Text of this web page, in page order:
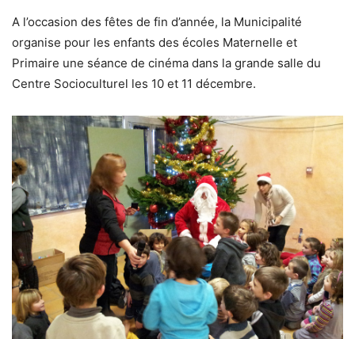
A l’occasion des fêtes de fin d’année, la Municipalité
organise pour les enfants des écoles Maternelle et
Primaire une séance de cinéma dans la grande salle du
Centre Socioculturel les 10 et 11 décembre.